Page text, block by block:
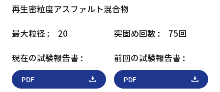
再生密粒度アスファルト混合物
20 75回
PDF PDF